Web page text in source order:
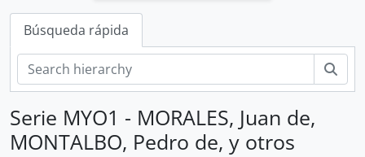
Búsqueda rápida
Serie MYO1 - MORALES, Juan de,
MONTALBO, Pedro de, y otros
[Serie] GUTIÉRREZ, Diego
[Serie] GUTIÉRREZ, Juan y GRADO, Nicolás de
[Serie] GUTIÉRREZ, Juan
[Serie] HERNÁNDEZ, Alonso y HERNÁNDEZ, Juan
[Serie] HERNÁNDEZ, Alonso
[Serie] HERNÁNDEZ, Blas
[Serie] HERRERA, Alonso y HERRERA, Juan
[Serie] JIMÉNEZ, Diego